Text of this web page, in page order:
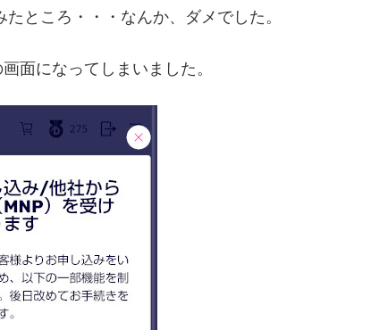
ところ・・・なんか、ダメでした。
面になってしまいました。